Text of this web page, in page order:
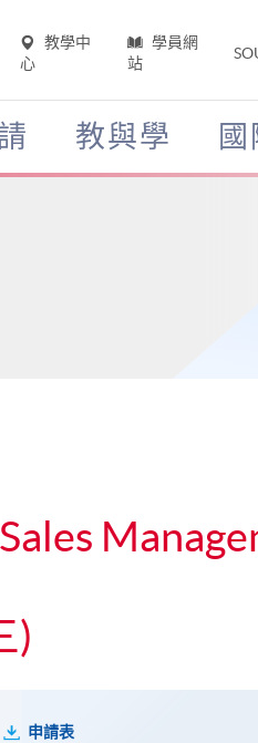
教學中
心
學員網
站
教與學
)
申請表